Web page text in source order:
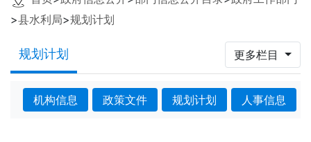
>县水利局>规划计划
规划计划 更多栏目
机构信息 政策文件 规划计划 人事信息